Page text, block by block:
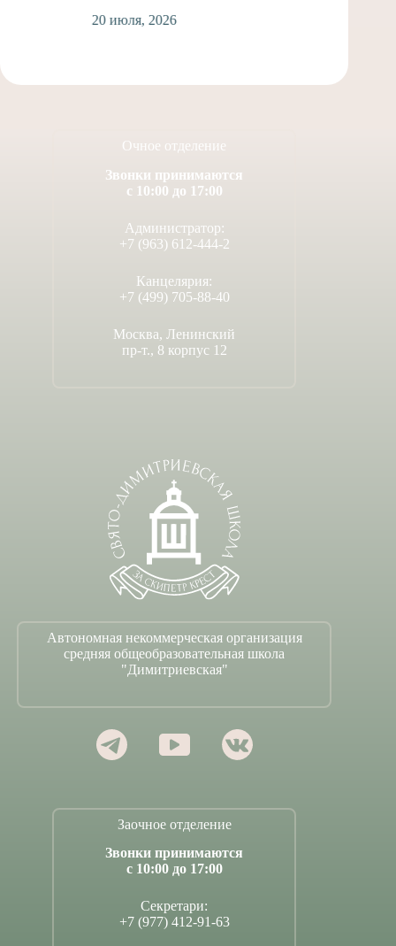
20 июля, 2026
Очное отделение
Звонки принимаются
с 10:00 до 17:00
Администратор:
+7 (963) 612-444-2
Канцелярия:
+7 (499) 705-88-40
Москва, Ленинский
пр-т., 8 корпус 12
Автономная некоммерческая организация
средняя общеобразовательная школа
"Димитриевская"
Заочное отделение
Звонки принимаются
с 10:00 до 17:00
Секретари:
+7 (977) 412-91-63